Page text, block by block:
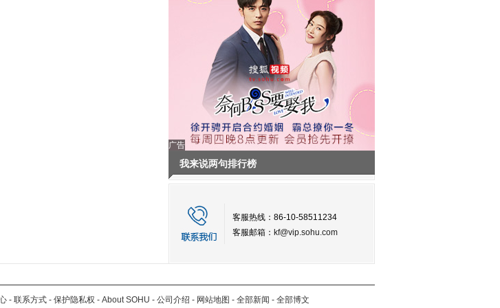
广告
我来说两句排行榜
客服热线：86-10-58511234
客服邮箱： kf@vip.sohu.com
- 联系方式 - 保护隐私权 - About SOHU - 公司介绍 - 网站地图 - 全部新闻 - 全部博文